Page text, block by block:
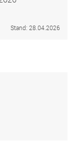
Stand: 28.04.2026